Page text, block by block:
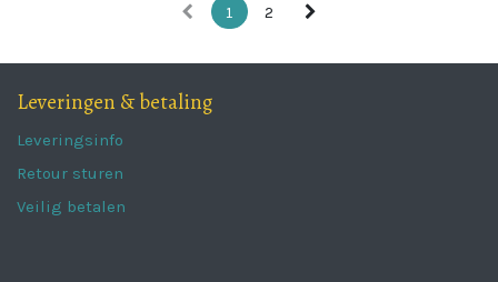
1 2
Leveringen & betaling
Leveringsinfo
Retour sturen
Veilig betalen